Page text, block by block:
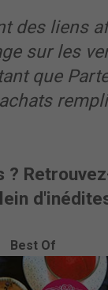
des liens
sur les
que
Best Of